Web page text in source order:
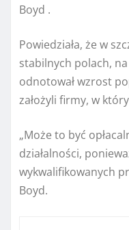
Boyd .
Powiedziała, że ​​w
stabilnych polach,
odnotował wzrost
założyli firmy, w
„Może to być
działalności,
wykwalifikowanych
Boyd.